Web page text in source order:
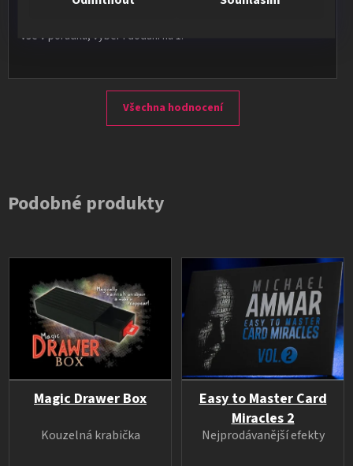
Vše v pořádku, výběr i dodání na 1.
Všechna hodnocení
Podobné produkty
Magic Drawer Box
Kouzelná krabička
Easy to Master Card
Miracles 2
Nejprodávanější efekty